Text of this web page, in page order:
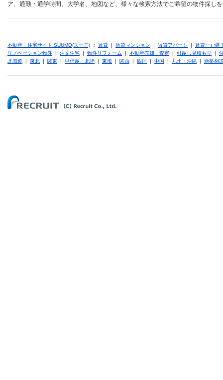
ア、通勤・通学時間、大学名、地図など、様々な検索方法でご希望の物件探し
不動産・住宅サイト SUUMO(スーモ) ： 賃貸 | 賃貸マンション | 賃貸アパート | 賃貸一戸建
リノベーション物件 | 注文住宅 | 物件リフォーム | 不動産売却・査定 | 引越し見積もり |
北海道 | 東北 | 関東 | 甲信越・北陸 | 東海 | 関西 | 四国 | 中国 | 九州・沖縄 | 新築相